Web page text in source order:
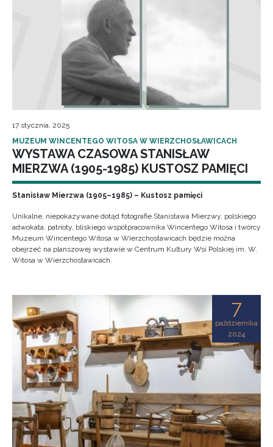
17 stycznia, 2025
MUZEUM WINCENTEGO WITOSA W WIERZCHOSŁAWICACH
WYSTAWA CZASOWA STANISŁAW
MIERZWA (1905-1985) KUSTOSZ PAMIĘCI
Stanisław Mierzwa (1905–1985) – Kustosz pamięci
Unikalne, niepokazywane dotąd fotografie Stanisława Mierzwy, polskiego
adwokata, patrioty, bliskiego współpracownika Wincentego Witosa i twórcy
Muzeum Wincentego Witosa w Wierzchosławicach będzie można
obejrzeć na planszowej wystawie w Centrum Kultury Wsi Polskiej im. W.
Witosa w Wierzchosławicach.
7
października
2024